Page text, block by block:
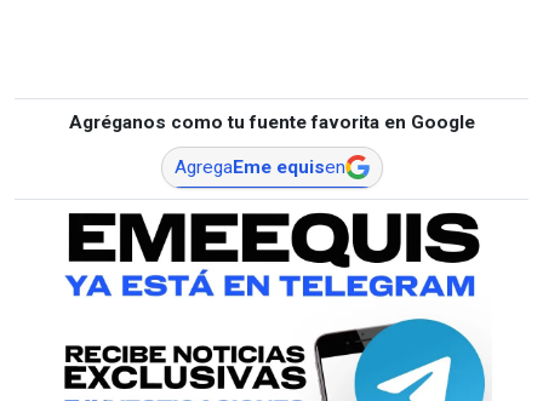
Agréganos como tu fuente favorita en Google
AgregaEme equisen